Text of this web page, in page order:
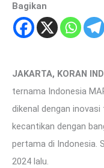
Bagikan
JAKARTA, KORAN
ternama Indonesia
dikenal dengan
kecantikan dengan
pertama di Indonesia.
2024 lalu.